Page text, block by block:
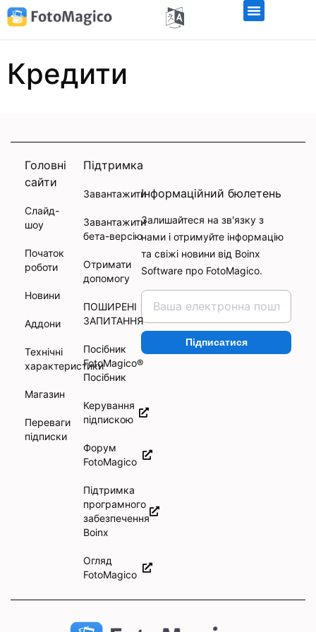
Кредити
Головні
сайти
Слайд-
шоу
Початок
роботи
Новини
Аддони
Технічні
характеристики
Магазин
Переваги
підписки
Підтримка
Завантажити
Завантажити
бета-версію
Отримати
допомогу
ПОШИРЕНІ
ЗАПИТАННЯ
Посібник
FotoMagico®
Посібник
Керування
підпискою
Форум
FotoMagico
Підтримка
програмного
забезпечення
Boinx
Огляд
FotoMagico
Інформаційний бюлетень
Залишайтеся на зв'язку з
нами і отримуйте інформацію
та свіжі новини від Boinx
Software про FotoMagico.
Підписатися